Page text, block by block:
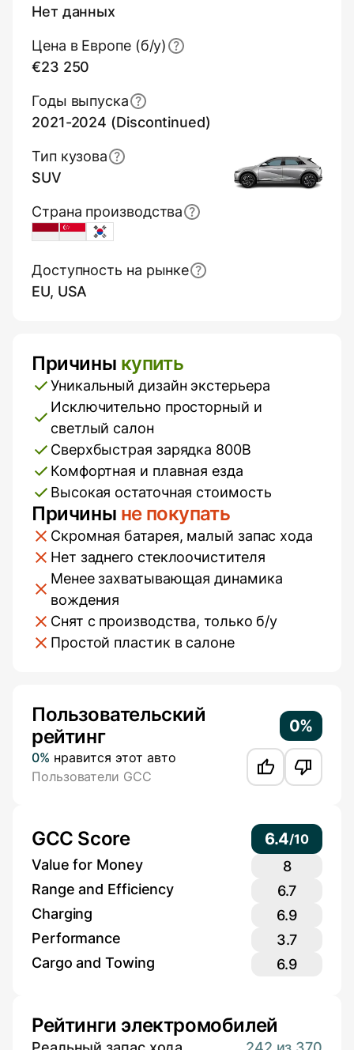
Нет данных
Цена в Европе (б/y)
€23 250
Страна производства
Indonesia
SingaporeSouth Korea
Годы выпуска
2021-2024 (Discontinued)
Тип кузова
SUV
Доступность на рынке
EU, USA
Плюсы и минусы
Причины купить
Уникальный дизайн экстерьера
Исключительно просторный и
светлый салон
Сверхбыстрая зарядка 800В
Комфортная и плавная езда
Высокая остаточная стоимость
Причины не покупать
Скромная батарея, малый запас хода
Нет заднего стеклоочистителя
Менее захватывающая динамика
вождения
Снят с производства, только б/у
Простой пластик в салоне
Пользовательский
рейтинг
0%
0% нравится этот авто
Пользователи GCC
GCC Score 6.4/10
Value for Money
8
Range and Efficiency
6.7
Charging
6.9
Performance
3.7
Cargo and Towing
6.9
Рейтинги электромобилей